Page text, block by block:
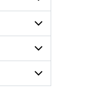
Undersidor
för
Radar
och
satellit
Undersidor
för
Väder
till
havs
Undersidor
för